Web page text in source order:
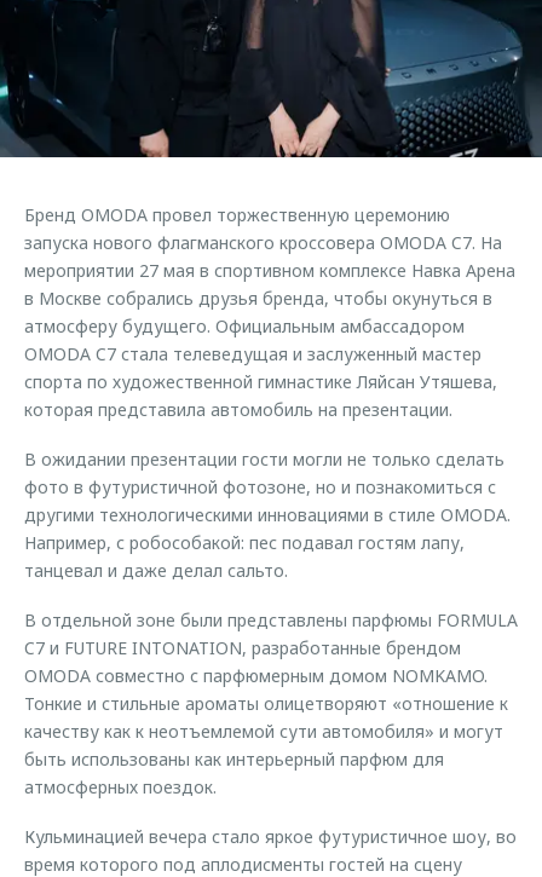
Страхование
Кредитный калькулятор
Аксессуары
Одежда и сувениры
Запчасти
Трейд-ин
Калькулятор трейд-ин
Клиентская поддержка
O&J Автоклуб
Клуб владельцев OMODA
Приложение O&J
Одежда и сувениры
Оригинальные аксессуары
Запчасти
Обратная связь
Бренд OMODA провел торжественную церемонию
запуска нового флагманского кроссовера OMODA C7. На
мероприятии 27 мая в спортивном комплексе Навка Арена
в Москве собрались друзья бренда, чтобы окунуться в
атмосферу будущего. Официальным амбассадором
OMODA C7 стала телеведущая и заслуженный мастер
спорта по художественной гимнастике Ляйсан Утяшева,
которая представила автомобиль на презентации.
В ожидании презентации гости могли не только сделать
фото в футуристичной фотозоне, но и познакомиться с
другими технологическими инновациями в стиле OMODA.
Например, с робособакой: пес подавал гостям лапу,
танцевал и даже делал сальто.
В отдельной зоне были представлены парфюмы FORMULA
C7 и FUTURE INTONATION, разработанные брендом
OMODA совместно с парфюмерным домом NOMKAMO.
Тонкие и стильные ароматы олицетворяют «отношение к
качеству как к неотъемлемой сути автомобиля» и могут
быть использованы как интерьерный парфюм для
атмосферных поездок.
Кульминацией вечера стало яркое футуристичное шоу, во
время которого под аплодисменты гостей на сцену